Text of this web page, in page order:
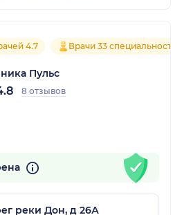
4.7 Врачи 33 специальностей
Пульс
8 отзывов
реки Дон, д 26А